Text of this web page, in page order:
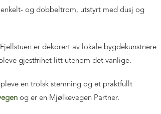
enkelt- og dobbeltrom, utstyrt med dusj og
er dekorert av lokale bygdekunstnere
gjestfrihet litt utenom det vanlige.
en trolsk stemning og et praktfullt
og er en Mjølkevegen Partner.